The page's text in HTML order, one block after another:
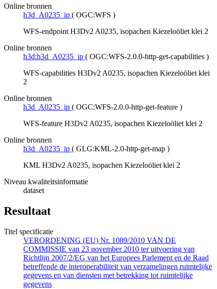
Online bronnen
h3d_A0235_ip ( OGC:WFS )
WFS-endpoint H3Dv2 A0235, isopachen Kiezeloöliet klei 2
Online bronnen
h3d:h3d_A0235_ip ( OGC:WFS-2.0.0-http-get-capabilities )
WFS-capabilities H3Dv2 A0235, isopachen Kiezeloöliet klei
2
Online bronnen
h3d_A0235_ip ( OGC:WFS-2.0.0-http-get-feature )
WFS-feature H3Dv2 A0235, isopachen Kiezeloöliet klei 2
Online bronnen
h3d_A0235_ip ( GLG:KML-2.0-http-get-map )
KML H3Dv2 A0235, isopachen Kiezeloöliet klei 2
Niveau kwaliteitsinformatie
dataset
Resultaat
Titel specificatie
VERORDENING (EU) Nr. 1089/2010 VAN DE
COMMISSIE van 23 november 2010 ter uitvoering van
Richtlijn 2007/2/EG van het Europees Parlement en de Raad
betreffende de interoperabiliteit van verzamelingen ruimtelijke
gegevens en van diensten met betrekking tot ruimtelijke
gegevens